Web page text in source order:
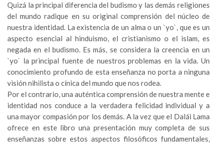
Quizá la principal diferencia del budismo y las demás religiones
del mundo radique en su original comprensión del núcleo de
nuestra identidad. La existencia de un alma o un `yo`, que es un
aspecto esencial al hinduismo, el cristianismo o el islam, es
negada en el budismo. Es más, se considera la creencia en un
`yo` la principal fuente de nuestros problemas en la vida. Un
conocimiento profundo de esta enseñanza no porta a ninguna
visión nihilista o cínica del mundo que nos rodea.
Por el contrario, una auténtica comprensión de nuestra mente e
identidad nos conduce a la verdadera felicidad individual y a
una mayor compasión por los demás. A la vez que el Dalái Lama
ofrece en este libro una presentación muy completa de sus
enseñanzas sobre estos aspectos filosóficos fundamentales,